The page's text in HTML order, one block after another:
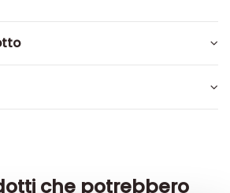
che potrebbero